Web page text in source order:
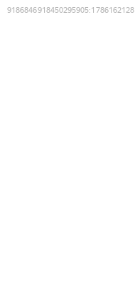
9186846918450295905:1786162128